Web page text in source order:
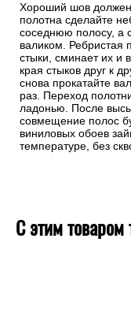
Хороший шов должен
полотна сделайте
соседнюю полосу, а
валиком. Ребристая
стыки, сминает их и
края стыков друг к
снова прокатайте
раз. Переход
ладонью. После
совмещение полос
виниловых обоев
температуре, без
С этим